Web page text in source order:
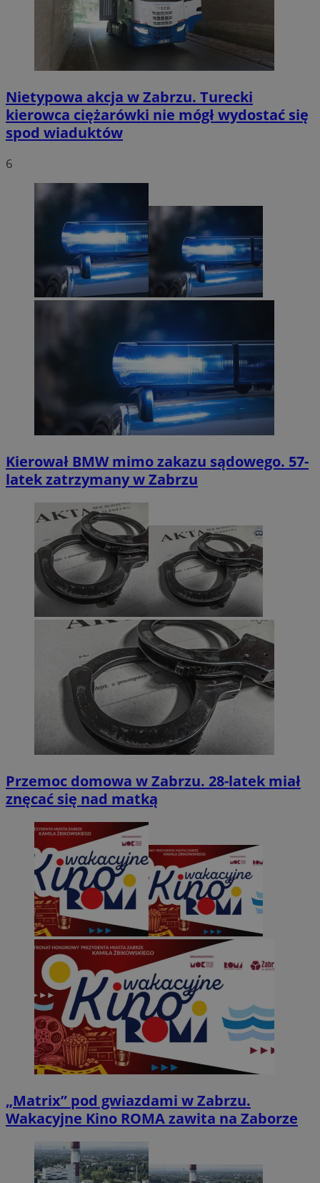
Nietypowa akcja w Zabrzu. Turecki
kierowca ciężarówki nie mógł wydostać się
spod wiaduktów
6
Kierował BMW mimo zakazu sądowego. 57-
latek zatrzymany w Zabrzu
Przemoc domowa w Zabrzu. 28-latek miał
znęcać się nad matką
„Matrix” pod gwiazdami w Zabrzu.
Wakacyjne Kino ROMA zawita na Zaborze